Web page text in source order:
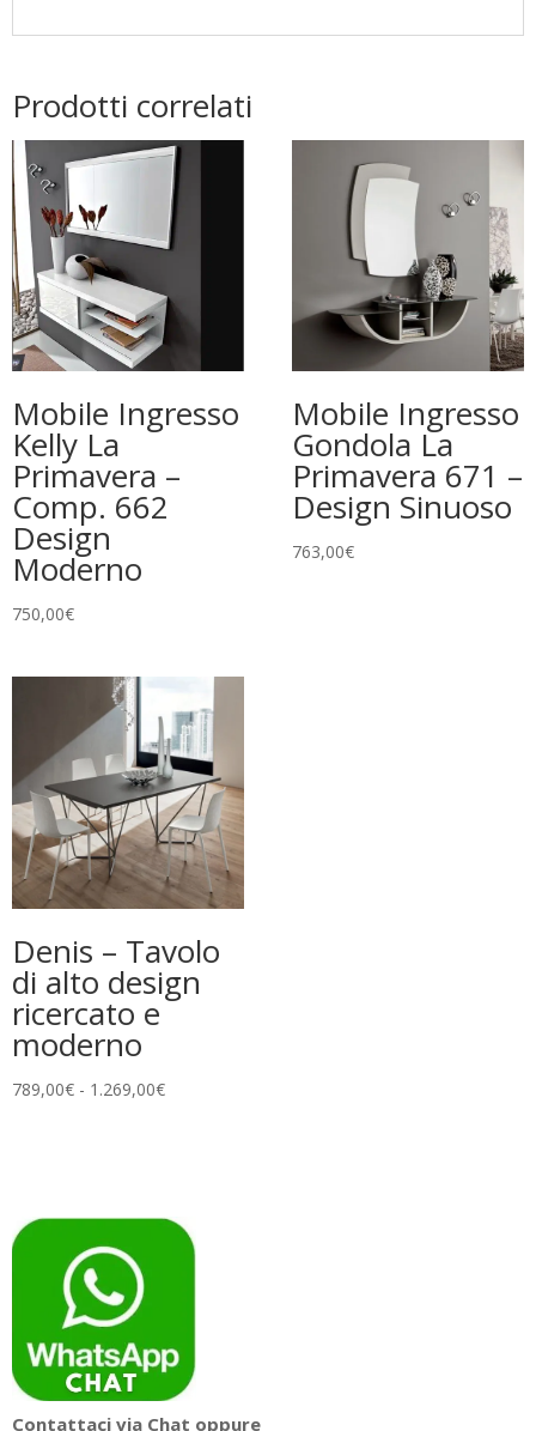
Prodotti correlati
Mobile Ingresso
Kelly La
Primavera –
Comp. 662
Design
Moderno
750,00€
Mobile Ingresso
Gondola La
Primavera 671 –
Design Sinuoso
763,00€
Denis – Tavolo
di alto design
ricercato e
moderno
789,00€ - 1.269,00€Fascia
a
1.269,00€
Contattaci via Chat oppure